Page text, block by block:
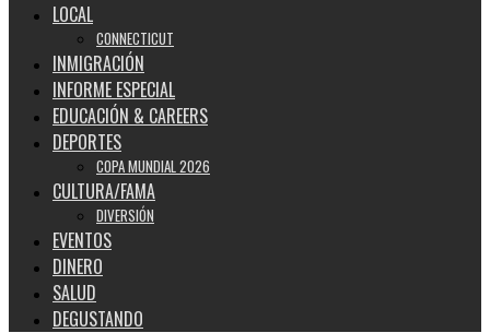
LOCAL
CONNECTICUT
INMIGRACIÓN
INFORME ESPECIAL
EDUCACIÓN & CAREERS
DEPORTES
COPA MUNDIAL 2026
CULTURA/FAMA
DIVERSIÓN
EVENTOS
DINERO
SALUD
DEGUSTANDO